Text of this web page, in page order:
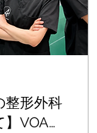
整形外科
】VOA